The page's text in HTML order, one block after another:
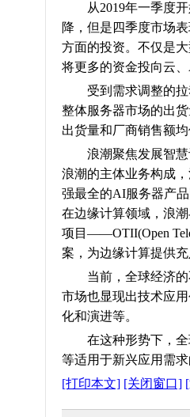
从2019年一季度开
降，但是四季度市场
方面的投资。不仅是
将更多的资金投向云
受到需求调整的拉动
整体服务器市场的出
出货量和厂商销售额
浪潮聚焦发展智慧
浪潮的主体业务构成
强最全的AI服务器产
在边缘计算领域，浪
项目——OTII(Open
案，为边缘计算提供
当前，全球经济的
市场也显现出技术应
化和演进等。
在这种形势下，全
等适用于新兴应用需
[打印本文] [关闭窗口]